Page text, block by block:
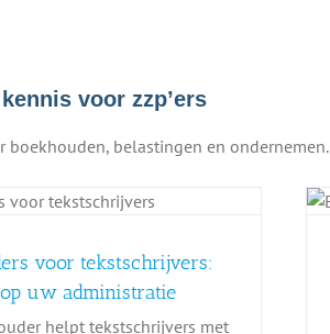
voor zzp’ers
boekhouden, belastingen en ondernemen.
voor tekstschrijvers:
uw administratie
helpt tekstschrijvers met
zorgen meer over uw
Boekhouding